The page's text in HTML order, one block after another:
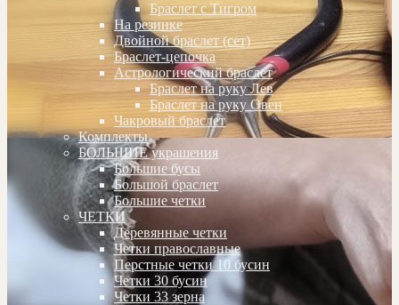
Браслет с Тигром
На резинке
Двойной браслет (сет)
Браслет-цепочка
Астрологический браслет
Браслет на руку Лев
Браслет на руку Овен
Чакровый браслет
Комплекты
БОЛЬШИЕ украшения
Большие бусы
Большой браслет
Большие четки
ЧЕТКИ
Деревянные четки
Четки православные
Перстные четки 10 бусин
Четки 30 бусин
Четки 33 зерна